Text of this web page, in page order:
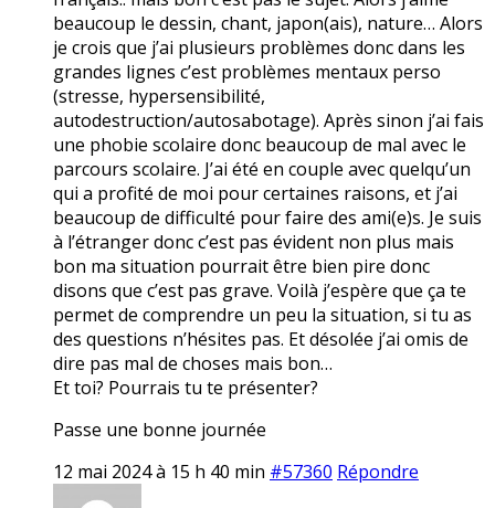
beaucoup le dessin, chant, japon(ais), nature… Alors
je crois que j’ai plusieurs problèmes donc dans les
grandes lignes c’est problèmes mentaux perso
(stresse, hypersensibilité,
autodestruction/autosabotage). Après sinon j’ai fais
une phobie scolaire donc beaucoup de mal avec le
parcours scolaire. J’ai été en couple avec quelqu’un
qui a profité de moi pour certaines raisons, et j’ai
beaucoup de difficulté pour faire des ami(e)s. Je suis
à l’étranger donc c’est pas évident non plus mais
bon ma situation pourrait être bien pire donc
disons que c’est pas grave. Voilà j’espère que ça te
permet de comprendre un peu la situation, si tu as
des questions n’hésites pas. Et désolée j’ai omis de
dire pas mal de choses mais bon…
Et toi? Pourrais tu te présenter?
Passe une bonne journée
12 mai 2024 à 15 h 40 min #57360 Répondre